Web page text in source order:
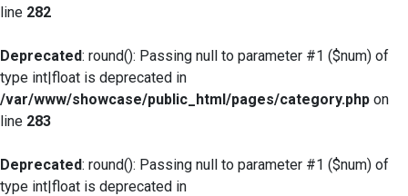
line 282
Deprecated: round(): Passing null to parameter #1 ($num) of
type int|float is deprecated in
/var/www/showcase/public_html/pages/category.php on
line 283
Deprecated: round(): Passing null to parameter #1 ($num) of
type int|float is deprecated in